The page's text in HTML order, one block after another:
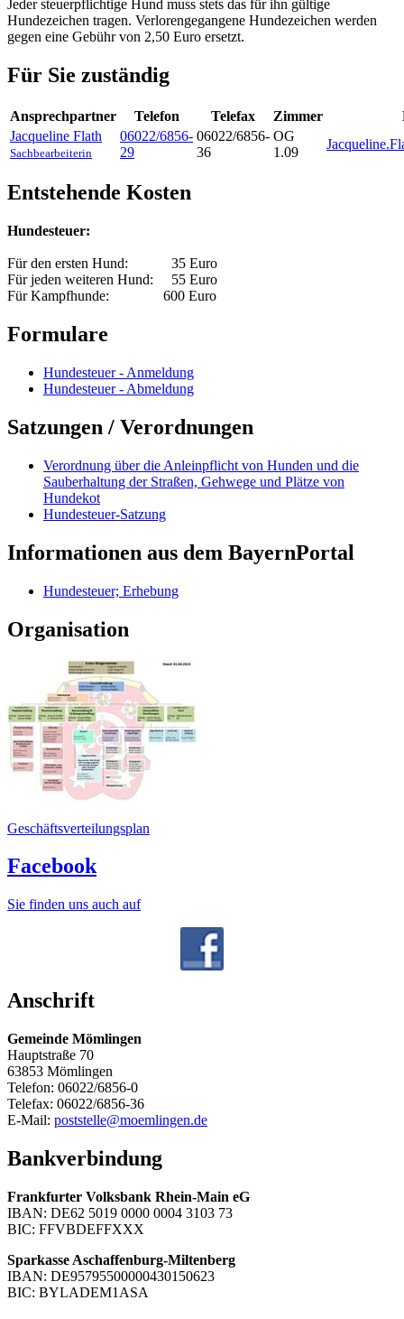
Jeder steuerpflichtige Hund muss stets das für ihn gültige
Hundezeichen tragen. Verlorengegangene Hundezeichen werden
gegen eine Gebühr von 2,50 Euro ersetzt.
Für Sie zuständig
Ansprechpartner Telefon Telefax Zimmer
Jacqueline Flath
Sachbearbeiterin
06022/6856-
29
06022/6856-
36
OG
1.09
Entstehende Kosten
Hundesteuer:
Für den ersten Hund: 35 Euro
Für jeden weiteren Hund: 55 Euro
Für Kampfhunde: 600 Euro
Formulare
Hundesteuer - Anmeldung
Hundesteuer - Abmeldung
Satzungen / Verordnungen
Verordnung über die Anleinpflicht von Hunden und die
Sauberhaltung der Straßen, Gehwege und Plätze von
Hundekot
Hundesteuer-Satzung
Informationen aus dem BayernPortal
Hundesteuer; Erhebung
Organisation
Geschäftsverteilungsplan
Facebook
Sie finden uns auch auf
Anschrift
Gemeinde Mömlingen
Hauptstraße 70
63853 Mömlingen
Telefon: 06022/6856-0
Telefax: 06022/6856-36
E-Mail: poststelle@moemlingen.de
Bankverbindung
Frankfurter Volksbank Rhein-Main eG
IBAN: DE62 5019 0000 0004 3103 73
BIC: FFVBDEFFXXX
Sparkasse Aschaffenburg-Miltenberg
IBAN: DE95795500000430150623
BIC: BYLADEM1ASA